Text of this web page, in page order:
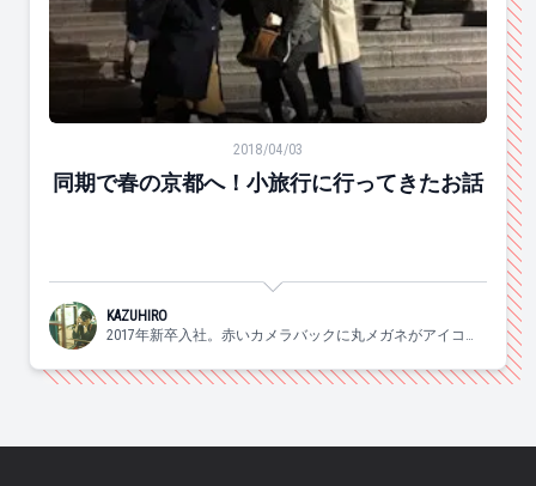
2018/04/03
同期で春の京都へ！小旅行に行ってきたお話
KAZUHIRO
2017年新卒入社。赤いカメラバックに丸メガネがアイコン
スキー